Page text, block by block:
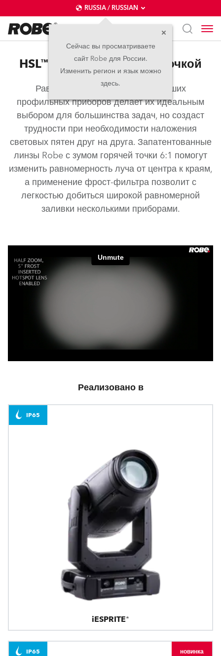
RUSSIA / RUSSIAN
Сейчас вы просматриваете
сайт Robe для России.
Изменить регион и язык можно
здесь.
HSL™ – Линзы с горячей точкой
Равномерное световое пятно наших
профильных приборов делает их идеальным
выбором для большинства задач, но создаст
трудности при необходимости наложения
световых пятен друг на друга. Запатентованные
линзы Robe с зумом горячей точки 6:1 помогут
изменить равномерность луча от центра к краям,
а применение фрост-фильтра позволит с
легкостью добиться широкой равномерной
заливки несколькими приборами.
Реализовано в
iESPRITE®
IP65
IP65 новинка